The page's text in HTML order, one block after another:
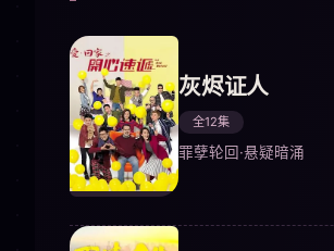
灰烬证人
全12集
罪孽轮回·悬疑暗涌